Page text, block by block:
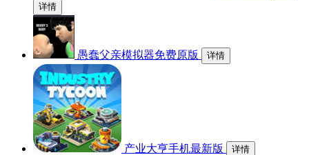
详情
愚蠢父亲模拟器免费原版 详情
产业大亨手机最新版 详情